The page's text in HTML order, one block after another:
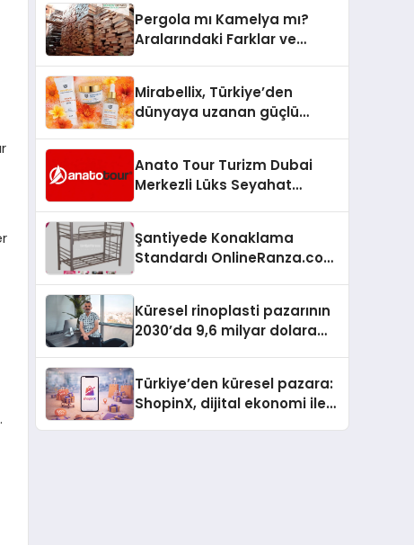
Pergola mı Kamelya mı?
Aralarındaki Farklar ve
Mirabellix, Türkiye’den
dünyaya uzanan güçlü
Anato Tour Turizm Dubai
Merkezli Lüks Seyahat
Şantiyede Konaklama
Standardı OnlineRanza.com
Küresel rinoplasti pazarının
2030’da 9,6 milyar dolara
Türkiye’den küresel pazara:
ShopinX, dijital ekonomi ile